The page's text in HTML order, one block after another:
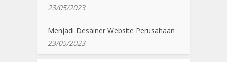
23/05/2023
Menjadi Desainer Website Perusahaan
23/05/2023